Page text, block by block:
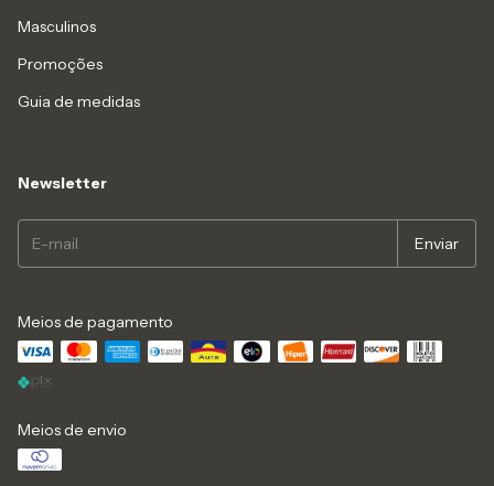
Masculinos
Promoções
Guia de medidas
Newsletter
Meios de pagamento
Meios de envio